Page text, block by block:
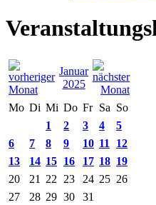
Januar
2025
Mo Di Mi Do Fr Sa So
1
2 3 4
5
6
7 8 9 10 11
12
13
14 15 16 17 18 19
20
21 22 23 24 25 26
27
28 29 30
31